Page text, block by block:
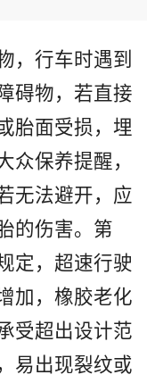
，行车时遇到
碍物，若直接
胎面受损，埋
保养提醒，
无法避开，应
的伤害。第
定，超速行驶
加，橡胶老化
受超出设计范
易出现裂纹或